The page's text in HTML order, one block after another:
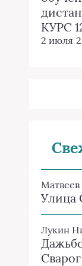
КУРС
2 июля
Улица
Лукин
Сварог